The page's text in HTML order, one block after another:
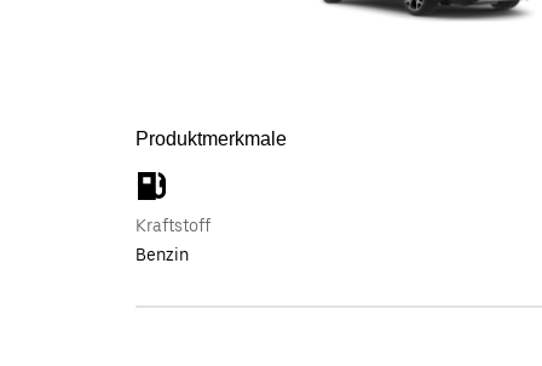
Produktmerkmale
Kraftstoff
Benzin